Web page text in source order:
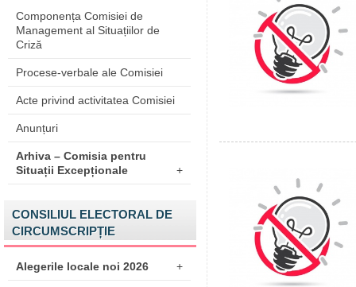
Componența Comisiei de
Management al Situațiilor de
Criză
Procese-verbale ale Comisiei
Acte privind activitatea Comisiei
Anunțuri
Arhiva – Comisia pentru
Situații Excepționale
+
CONSILIUL ELECTORAL DE
CIRCUMSCRIPȚIE
Alegerile locale noi 2026 +